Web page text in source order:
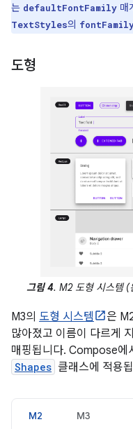
는 defaultFontFamily 매
TextStyles의
도형
그림 4. M2 도형 시스템 (
M3의 도형 시스템
은
많아졌고 이름이 다르게
매핑됩니다. Compose에
Shapes 클래스에 적용
M2 M3